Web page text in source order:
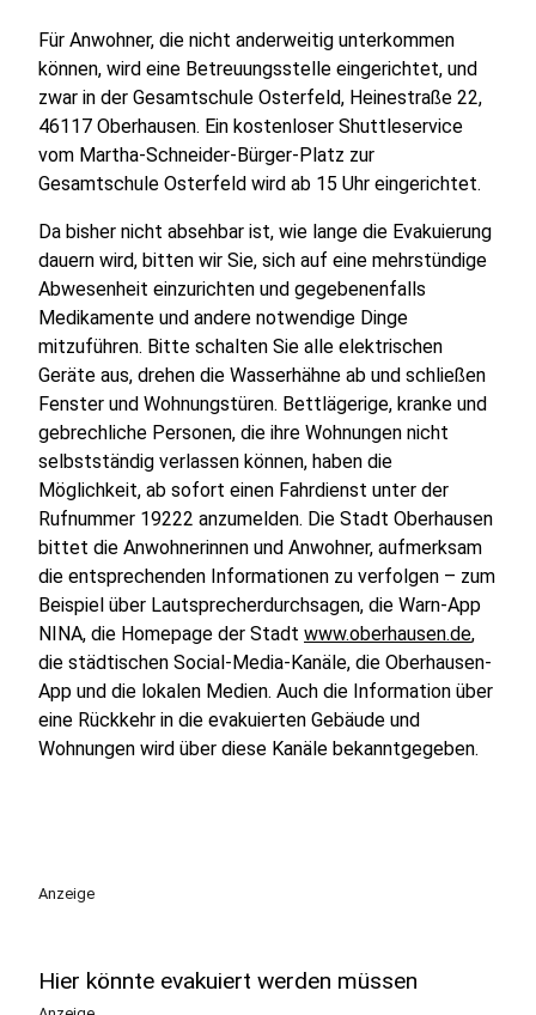
Für Anwohner, die nicht anderweitig unterkommen
können, wird eine Betreuungsstelle eingerichtet, und
zwar in der Gesamtschule Osterfeld, Heinestraße 22,
46117 Oberhausen. Ein kostenloser Shuttleservice
vom Martha-Schneider-Bürger-Platz zur
Gesamtschule Osterfeld wird ab 15 Uhr eingerichtet.
Da bisher nicht absehbar ist, wie lange die Evakuierung
dauern wird, bitten wir Sie, sich auf eine mehrstündige
Abwesenheit einzurichten und gegebenenfalls
Medikamente und andere notwendige Dinge
mitzuführen. Bitte schalten Sie alle elektrischen
Geräte aus, drehen die Wasserhähne ab und schließen
Fenster und Wohnungstüren. Bettlägerige, kranke und
gebrechliche Personen, die ihre Wohnungen nicht
selbstständig verlassen können, haben die
Möglichkeit, ab sofort einen Fahrdienst unter der
Rufnummer 19222 anzumelden. Die Stadt Oberhausen
bittet die Anwohnerinnen und Anwohner, aufmerksam
die entsprechenden Informationen zu verfolgen – zum
Beispiel über Lautsprecherdurchsagen, die Warn-App
NINA, die Homepage der Stadt www.oberhausen.de,
die städtischen Social-Media-Kanäle, die Oberhausen-
App und die lokalen Medien. Auch die Information über
eine Rückkehr in die evakuierten Gebäude und
Wohnungen wird über diese Kanäle bekanntgegeben.
Anzeige
Hier könnte evakuiert werden müssen